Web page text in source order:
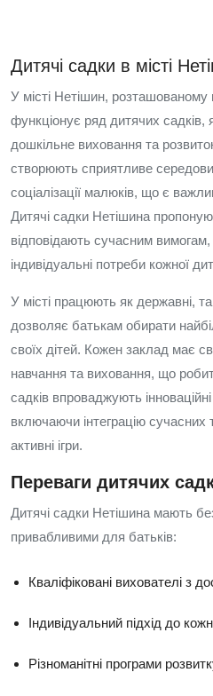
Дитячі садки в місті
У місті Нетішин, розташованому
функціонує ряд дитячих садків,
дошкільне виховання та
створюють сприятливе
соціалізації малюків, що є
Дитячі садки Нетішина
відповідають сучасним
індивідуальні потреби кожної
У місті працюють як державні,
дозволяє батькам обирати
своїх дітей. Кожен заклад має
навчання та виховання, що
садків впроваджують
включаючи інтеграцію сучасних
активні ігри.
Переваги дитячих
Дитячі садки Нетішина мають
привабливими для батьків:
Кваліфіковані вихователі з
Індивідуальний підхід до
Різноманітні програми